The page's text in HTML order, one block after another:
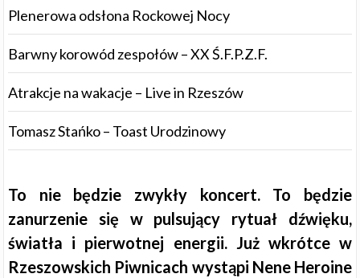
Plenerowa odsłona Rockowej Nocy
Barwny korowód zespołów – XX Ś.F.P.Z.F.
Atrakcje na wakacje – Live in Rzeszów
Tomasz Stańko – Toast Urodzinowy
To nie będzie zwykły koncert. To będzie
zanurzenie się w pulsujący rytuał dźwięku,
światła i pierwotnej energii. Już wkrótce w
Rzeszowskich Piwnicach wystąpi Nene Heroine